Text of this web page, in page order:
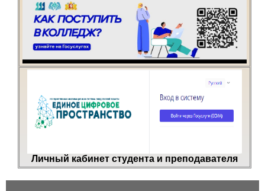
Личный кабинет студента и преподавателя